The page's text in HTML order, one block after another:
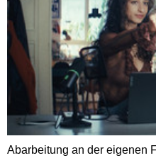
Abarbeitung an der eigenen